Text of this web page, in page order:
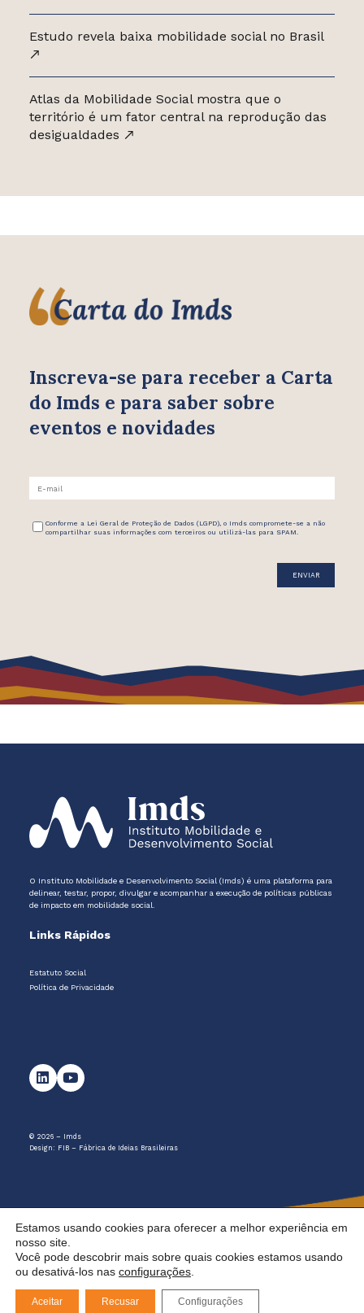
Estudo revela baixa mobilidade social no Brasil
Atlas da Mobilidade Social mostra que o
território é um fator central na reprodução das
desigualdades
Inscreva-se para receber a Carta
do Imds e para saber sobre
eventos e novidades
Conforme a Lei Geral de Proteção de Dados (LGPD), o Imds compromete-se a não
compartilhar suas informações com terceiros ou utilizá-las para SPAM.
O Instituto Mobilidade e Desenvolvimento Social (Imds) é uma plataforma para
delinear, testar, propor, divulgar e acompanhar a execução de políticas públicas
de impacto em mobilidade social.
Links Rápidos
Estatuto Social
Política de Privacidade
© 2026 – Imds
Design: FIB – Fábrica de Ideias Brasileiras
Estamos usando cookies para oferecer a melhor experiência em
nosso site.
Você pode descobrir mais sobre quais cookies estamos usando
ou desativá-los nas configurações
Aceitar Recusar Configurações